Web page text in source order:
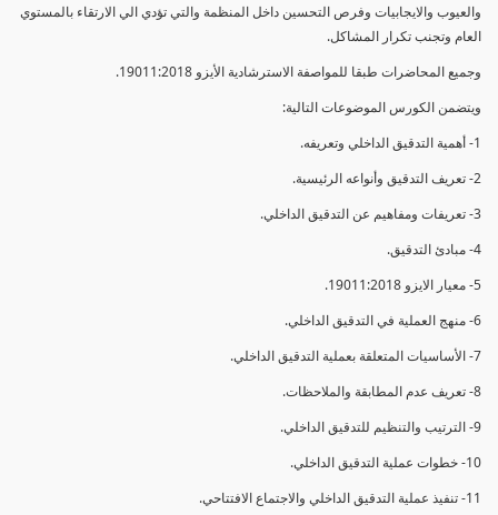
والعيوب والايجابيات وفرص التحسين داخل المنظمة والتي تؤدي الي الارتقاء بالمستوي
العام وتجنب تكرار المشاكل.
وجميع المحاضرات طبقا للمواصفة الاسترشادية الأيزو 19011:2018.
ويتضمن الكورس الموضوعات التالية:
1- أهمية التدقيق الداخلي وتعريفه.
2- تعريف التدقيق وأنواعه الرئيسية.
3- تعريفات ومفاهيم عن التدقيق الداخلي.
4- مبادئ التدقيق.
5- معيار الايزو 19011:2018.
6- منهج العملية في التدقيق الداخلي.
7- الأساسيات المتعلقة بعملية التدقيق الداخلي.
8- تعريف عدم المطابقة والملاحظات.
9- الترتيب والتنظيم للتدقيق الداخلي.
10- خطوات عملية التدقيق الداخلي.
11- تنفيذ عملية التدقيق الداخلي والاجتماع الافتتاحي.